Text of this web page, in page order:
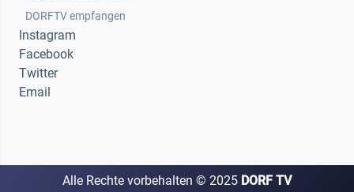
Footer 4
DORFTV empfangen
Instagram
Facebook
Twitter
Email
Alle Rechte vorbehalten © 2025 DORF TV